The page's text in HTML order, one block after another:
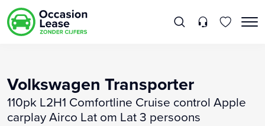
Volkswagen Transporter
110pk L2H1 Comfortline Cruise control Apple
carplay Airco Lat om Lat 3 persoons